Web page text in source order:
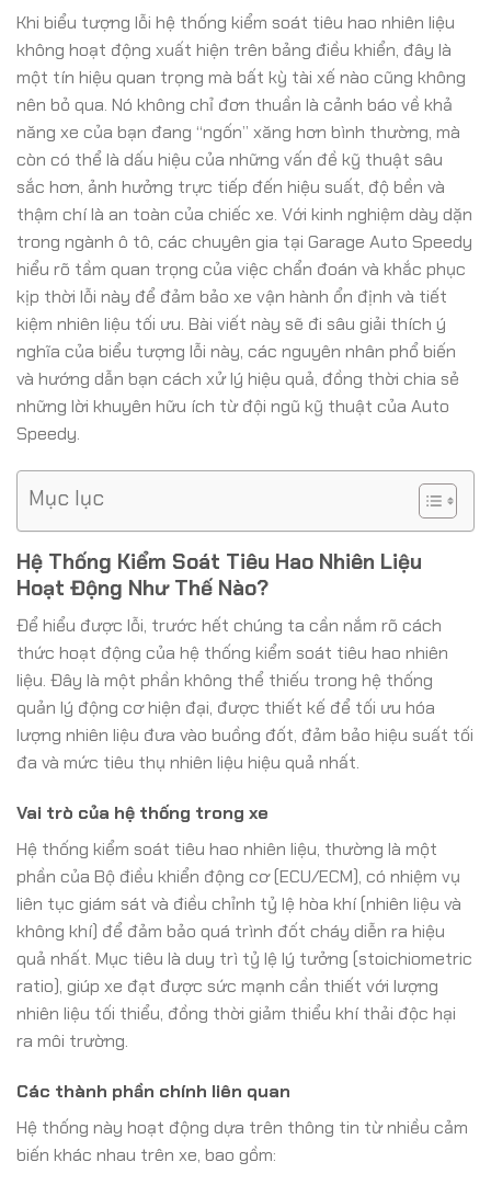
Khi biểu tượng lỗi hệ thống kiểm soát tiêu hao nhiên liệu
không hoạt động xuất hiện trên bảng điều khiển, đây là
một tín hiệu quan trọng mà bất kỳ tài xế nào cũng không
nên bỏ qua. Nó không chỉ đơn thuần là cảnh báo về khả
năng xe của bạn đang “ngốn” xăng hơn bình thường, mà
còn có thể là dấu hiệu của những vấn đề kỹ thuật sâu
sắc hơn, ảnh hưởng trực tiếp đến hiệu suất, độ bền và
thậm chí là an toàn của chiếc xe. Với kinh nghiệm dày dặn
trong ngành ô tô, các chuyên gia tại Garage Auto Speedy
hiểu rõ tầm quan trọng của việc chẩn đoán và khắc phục
kịp thời lỗi này để đảm bảo xe vận hành ổn định và tiết
kiệm nhiên liệu tối ưu. Bài viết này sẽ đi sâu giải thích ý
nghĩa của biểu tượng lỗi này, các nguyên nhân phổ biến
và hướng dẫn bạn cách xử lý hiệu quả, đồng thời chia sẻ
những lời khuyên hữu ích từ đội ngũ kỹ thuật của Auto
Speedy.
Mục lục
Hệ Thống Kiểm Soát Tiêu Hao Nhiên Liệu
Hoạt Động Như Thế Nào?
Để hiểu được lỗi, trước hết chúng ta cần nắm rõ cách
thức hoạt động của hệ thống kiểm soát tiêu hao nhiên
liệu. Đây là một phần không thể thiếu trong hệ thống
quản lý động cơ hiện đại, được thiết kế để tối ưu hóa
lượng nhiên liệu đưa vào buồng đốt, đảm bảo hiệu suất tối
đa và mức tiêu thụ nhiên liệu hiệu quả nhất.
Vai trò của hệ thống trong xe
Hệ thống kiểm soát tiêu hao nhiên liệu, thường là một
phần của Bộ điều khiển động cơ (ECU/ECM), có nhiệm vụ
liên tục giám sát và điều chỉnh tỷ lệ hòa khí (nhiên liệu và
không khí) để đảm bảo quá trình đốt cháy diễn ra hiệu
quả nhất. Mục tiêu là duy trì tỷ lệ lý tưởng (stoichiometric
ratio), giúp xe đạt được sức mạnh cần thiết với lượng
nhiên liệu tối thiểu, đồng thời giảm thiểu khí thải độc hại
ra môi trường.
Các thành phần chính liên quan
Hệ thống này hoạt động dựa trên thông tin từ nhiều cảm
biến khác nhau trên xe, bao gồm: